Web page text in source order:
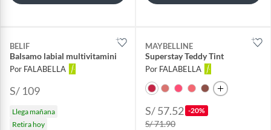
BELIF
Balsamo labial multivitamini
Por FALABELLA
S/ 109
Llega mañana
Retira hoy
MAYBELLINE
Superstay Teddy Tint
Por FALABELLA
S/ 57.52 -20%
S/ 71.90